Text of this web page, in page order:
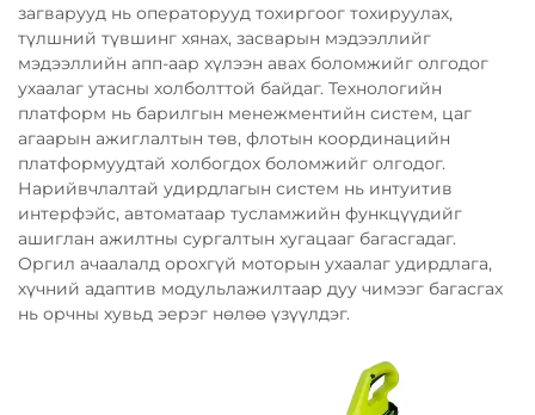
загварууд нь операторууд тохиргоог тохируулах,
түлшний түвшинг хянах, засварын мэдээллийг
мэдээллийн апп-аар хүлээн авах боломжийг олгодог
ухаалаг утасны холболттой байдаг. Технологийн
платформ нь барилгын менежментийн систем, цаг
агаарын ажиглалтын төв, флотын координацийн
платформуудтай холбогдох боломжийг олгодог.
Нарийвчлалтай удирдлагын систем нь интуитив
интерфэйс, автоматаар тусламжийн функцүүдийг
ашиглан ажилтны сургалтын хугацааг багасгадаг.
Оргил ачаалалд орохгүй моторын ухаалаг удирдлага,
хүчний адаптив модульлажилтаар дуу чимээг багасгах
нь орчны хувьд эерэг нөлөө үзүүлдэг.